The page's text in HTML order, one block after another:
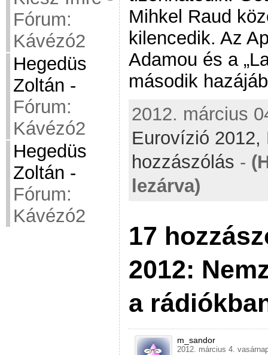
Fórum:
Kávézó2
Hegedüs
Zoltán -
Fórum:
Kávézó2
Hegedüs
Zoltán -
Fórum:
Kávézó2
Mihkel Raud
kilencedik. Az
Adamou és a
második
2012. március
Eurovízió 2012,
hozzászólás -
lezárva)
17
2012:
a
m_sandor
2012. március 4.